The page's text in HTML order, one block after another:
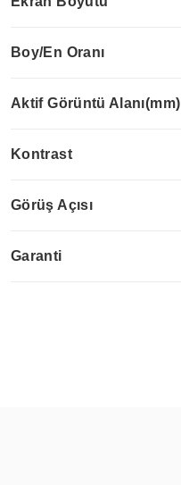
Boy/En Oranı
Aktif Görüntü Alanı(mm)
Kontrast
Görüş Açısı
Garanti